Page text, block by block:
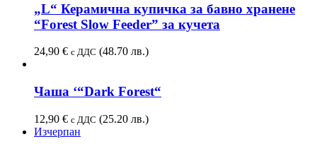
„L“ Керамична купичка за бавно хранене
“Forest Slow Feeder” за кучета
24,90 € с ДДС (48.70 лв.)
Чаша ‘“Dark Forest“
12,90 € с ДДС (25.20 лв.)
Изчерпан